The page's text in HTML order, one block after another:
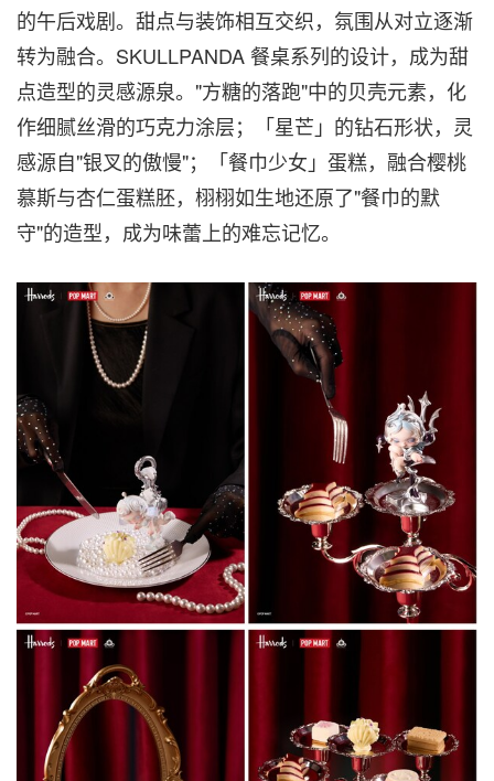
的午后戏剧。甜点与装饰相互交织，氛围从对立逐渐
转为融合。SKULLPANDA 餐桌系列的设计，成为甜
点造型的灵感源泉。"方糖的落跑"中的贝壳元素，化
作细腻丝滑的巧克力涂层；「星芒」的钻石形状，灵
感源自"银叉的傲慢"；「餐巾少女」蛋糕，融合樱桃
慕斯与杏仁蛋糕胚，栩栩如生地还原了"餐巾的默
守"的造型，成为味蕾上的难忘记忆。